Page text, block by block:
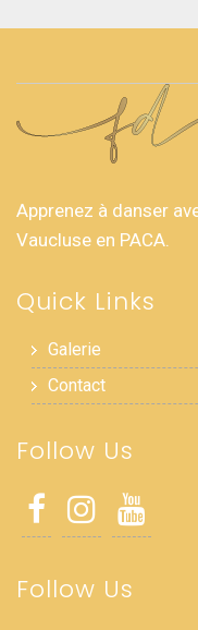
Apprenez à danser
Vaucluse en PACA.
Quick Links
Galerie
Contact
Follow Us
Follow Us